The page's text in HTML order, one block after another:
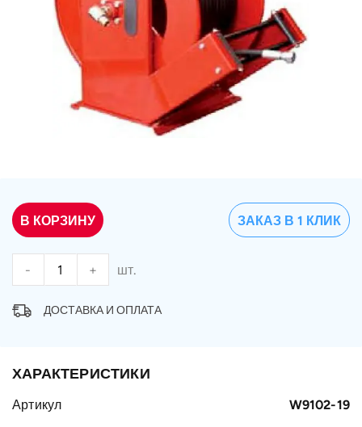
В КОРЗИНУ
- + шт.
ЗАКАЗ В 1 КЛИК
ДОСТАВКА И ОПЛАТА
ХАРАКТЕРИСТИКИ
Артикул W9102-19